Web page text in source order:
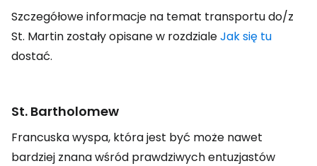
Szczegółowe informacje na temat transportu do/z
St. Martin zostały opisane w rozdzialeJak się tu
dostać.
St. Bartholomew
Francuska wyspa, która jest być może nawet
bardziej znana wśród prawdziwych entuzjastów